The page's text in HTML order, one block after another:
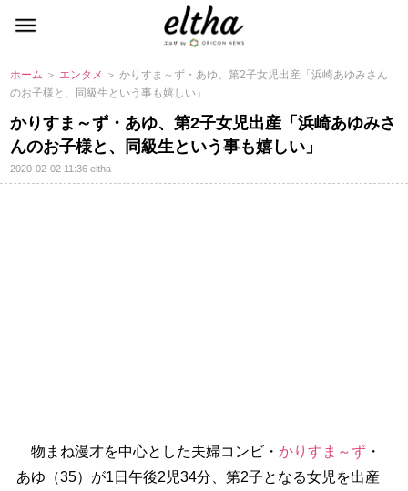
ホーム ＞ エンタメ ＞ かりすま～ず・あゆ、第2子女児出産「浜崎あゆみさん
のお子様と、同級生という事も嬉しい」
かりすま～ず・あゆ、第2子女児出産「浜崎あゆみさ
んのお子様と、同級生という事も嬉しい」
2020-02-02 11:36eltha
物まね漫才を中心とした夫婦コンビ・ かりすま～ず・
あゆ（35）が1日午後2児34分、第2子となる女児を出産